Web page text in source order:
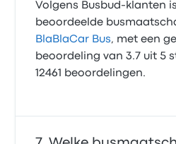
Volgens Busbud-klanten
beoordeelde
BlaBlaCar Bus, met een
beoordeling van 3.7 uit 5
12461 beoordelingen.